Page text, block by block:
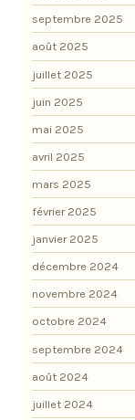
septembre 2025
août 2025
juillet 2025
juin 2025
mai 2025
avril 2025
mars 2025
février 2025
janvier 2025
décembre 2024
novembre 2024
octobre 2024
septembre 2024
août 2024
juillet 2024